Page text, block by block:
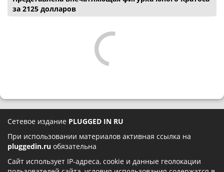
за 2125 долларов
Сетевое издание PLUGGED IN RU
При использовании материалов активная ссылка на
pluggedin.ru обязательна
Сайт использует IP-адреса, cookie и данные геолокации